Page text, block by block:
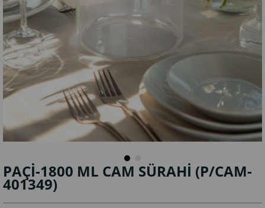
PAÇİ-1800 ML CAM SÜRAHİ (P/CAM-
401349)